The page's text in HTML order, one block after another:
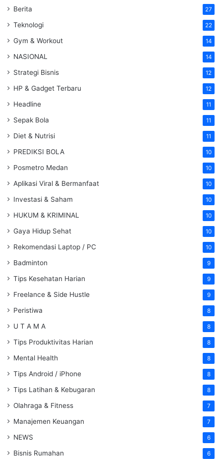
Berita 27
Teknologi 22
Gym & Workout 14
NASIONAL 14
Strategi Bisnis 12
HP & Gadget Terbaru 12
Headline 11
Sepak Bola 11
Diet & Nutrisi 11
PREDIKSI BOLA 10
Posmetro Medan 10
Aplikasi Viral & Bermanfaat 10
Investasi & Saham 10
HUKUM & KRIMINAL 10
Gaya Hidup Sehat 10
Rekomendasi Laptop / PC 10
Badminton 9
Tips Kesehatan Harian 9
Freelance & Side Hustle 9
Peristiwa 8
U T A M A 8
Tips Produktivitas Harian 8
Mental Health 8
Tips Android / iPhone 8
Tips Latihan & Kebugaran 8
Olahraga & Fitness 7
Manajemen Keuangan 7
NEWS 6
Bisnis Rumahan 6